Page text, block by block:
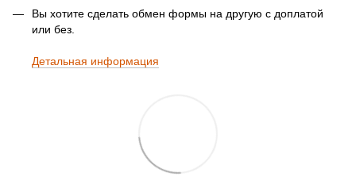
Вы хотите сделать обмен формы на другую с доплатой
или без.
Детальная информация